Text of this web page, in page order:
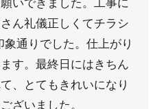
いできました。工事に
ん礼儀正しくてチラシ
通りでした。仕上がり
す。最終日にはきちん
、とてもきれいになり
ざいました。